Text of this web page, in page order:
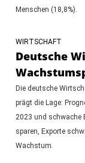
Menschen (18,8%).
WIRTSCHAFT
Deutsche
Die deutsche
prägt die Lage:
2023 und schwache
sparen, Exporte
Wachstum.